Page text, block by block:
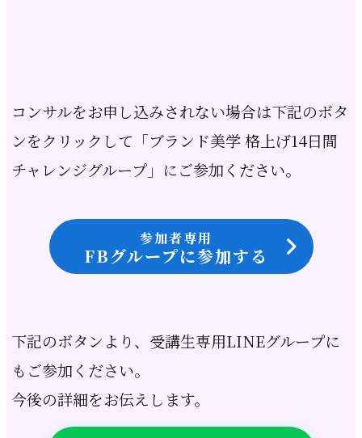
コンサルをお申し込みされない場合は下記のボタ
ンをクリックして 「ブランド美学 格上げ14日間
チャレンジグループ」 にご参加ください。
参加者専用
FBグループに参加する
下記のボタンより、受講生専用LINEグループに
もご参加ください。
今後の詳細をお伝えします。